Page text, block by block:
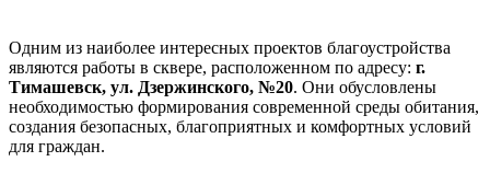
Одним из наиболее интересных проектов благоустройства
являются работы в сквере, расположенном по адресу: г.
Тимашевск, ул. Дзержинского, №20. Они обусловлены
необходимостью формирования современной среды обитания,
создания безопасных, благоприятных и комфортных условий
для граждан.